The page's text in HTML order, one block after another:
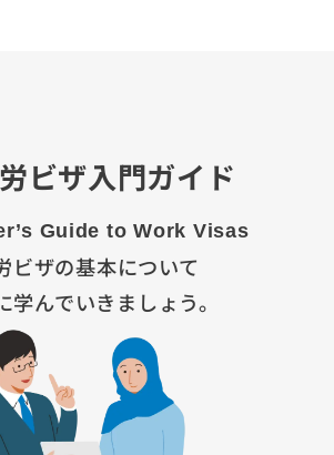
ビザ入門ガイド
Guide to Work Visas
ビザの基本について
学んでいきましょう。